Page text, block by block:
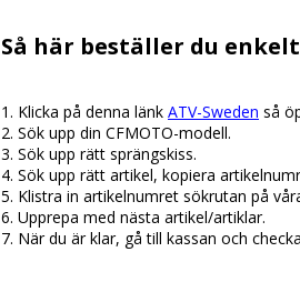
Så här beställer du
1. Klicka på denna länk ATV-Sweden så
2. Sök upp din CFMOTO-modell.
3. Sök upp rätt sprängskiss.
4. Sök upp rätt artikel, kopiera
5. Klistra in artikelnumret sökrutan på
6. Upprepa med nästa artikel/artiklar.
7. När du är klar, gå till kassan och